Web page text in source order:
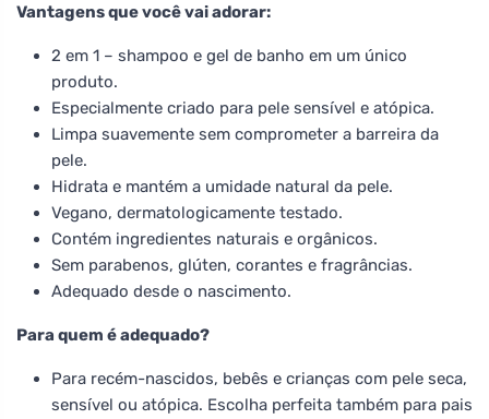
Vantagens que você vai adorar:
2 em 1 – shampoo e gel de banho em um único
produto.
Especialmente criado para pele sensível e atópica.
Limpa suavemente sem comprometer a barreira da
pele.
Hidrata e mantém a umidade natural da pele.
Vegano, dermatologicamente testado.
Contém ingredientes naturais e orgânicos.
Sem parabenos, glúten, corantes e fragrâncias.
Adequado desde o nascimento.
Para quem é adequado?
Para recém-nascidos, bebês e crianças com pele seca,
sensível ou atópica. Escolha perfeita também para pais